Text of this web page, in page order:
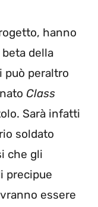
hanno
della
può peraltro
Class
Sarà infatti
soldato
che gli
precipue
essere